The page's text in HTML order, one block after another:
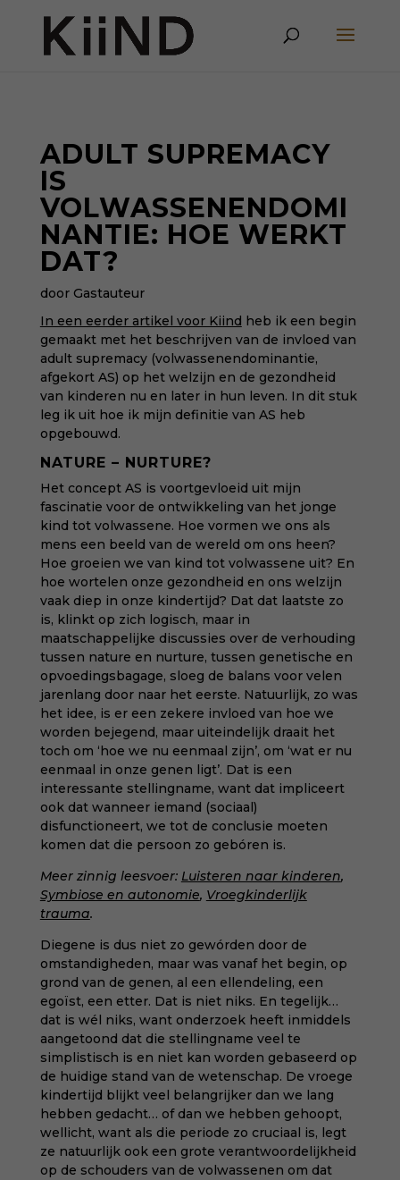
ADULT SUPREMACY
IS
VOLWASSENENDOMI
NANTIE: HOE WERKT
DAT?
door Gastauteur
In een eerder artikel voor Kiind heb ik een begin
gemaakt met het beschrijven van de invloed van
adult supremacy (volwassenendominantie,
afgekort AS) op het welzijn en de gezondheid
van kinderen nu en later in hun leven. In dit stuk
leg ik uit hoe ik mijn definitie van AS heb
opgebouwd.
NATURE – NURTURE?
Het concept AS is voortgevloeid uit mijn
fascinatie voor de ontwikkeling van het jonge
kind tot volwassene. Hoe vormen we ons als
mens een beeld van de wereld om ons heen?
Hoe groeien we van kind tot volwassene uit? En
hoe wortelen onze gezondheid en ons welzijn
vaak diep in onze kindertijd? Dat dat laatste zo
is, klinkt op zich logisch, maar in
maatschappelijke discussies over de verhouding
tussen nature en nurture, tussen genetische en
opvoedingsbagage, sloeg de balans voor velen
jarenlang door naar het eerste. Natuurlijk, zo was
het idee, is er een zekere invloed van hoe we
worden bejegend, maar uiteindelijk draait het
toch om ‘hoe we nu eenmaal zijn’, om ‘wat er nu
eenmaal in onze genen ligt’. Dat is een
interessante stellingname, want dat impliceert
ook dat wanneer iemand (sociaal)
disfunctioneert, we tot de conclusie moeten
komen dat die persoon zo gebóren is.
Meer zinnig leesvoer: Luisteren naar kinderen,
Symbiose en autonomie, Vroegkinderlijk
trauma.
Diegene is dus niet zo gewórden door de
omstandigheden, maar was vanaf het begin, op
grond van de genen, al een ellendeling, een
egoïst, een etter. Dat is niet niks. En tegelijk…
dat is wél niks, want onderzoek heeft inmiddels
aangetoond dat die stellingname veel te
simplistisch is en niet kan worden gebaseerd op
de huidige stand van de wetenschap. De vroege
kindertijd blijkt veel belangrijker dan we lang
hebben gedacht… of dan we hebben gehoopt,
wellicht, want als die periode zo cruciaal is, legt
ze natuurlijk ook een grote verantwoordelijkheid
op de schouders van de volwassenen om dat